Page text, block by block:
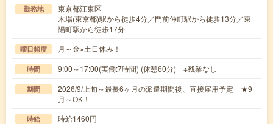
勤務地
東京都江東区
木場(東京都)駅から徒歩4分／門前仲町駅から徒歩13分／東
陽町駅から徒歩17分
曜日頻度 月～金※土日休み！
時間 9:00～17:00(実働:7時間) (休憩60分) ※残業なし
期間
2026/9/上旬～最長6ヶ月の派遣期間後、直接雇用予定 ★9
月～OK！
時給 時給1460円